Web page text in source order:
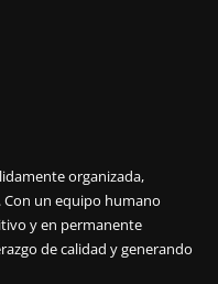
organizada,
Con un equipo humano
y en permanente
de calidad y generando